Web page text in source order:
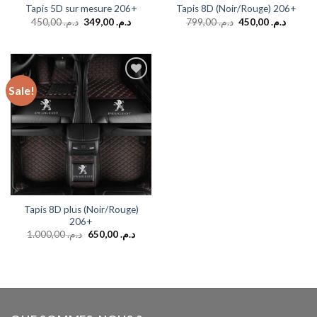
Tapis 5D sur mesure 206+
د.م.450,00 د.م.349,00
Tapis 8D (Noir/Rouge) 206+
د.م.799,00 د.م.450,00
Sale!
Add to
wishlist
Tapis 8D plus (Noir/Rouge)
206+
د.م.1.000,00 د.م.650,00